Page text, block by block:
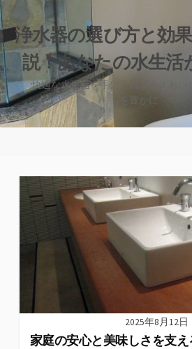
コ
ン
テ
ン
ツ
へ
ス
キ
浄水器の選び方と効
説！あなたの水生活
快適な水生活を手に入れよう！おい
を豊かに
2025年8月12日
家庭の安心と美味しさを支